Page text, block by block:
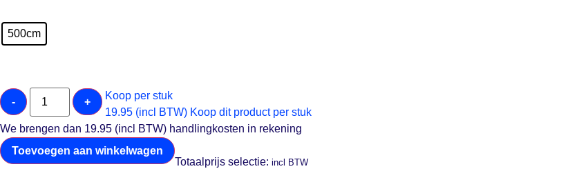
500cm
- +
Koop per stuk
19.95 (incl BTW) Koop dit product per stuk
We brengen dan 19.95 (incl BTW) handlingkosten in rekening
Toevoegen aan winkelwagen
Totaalprijs selectie: incl BTW